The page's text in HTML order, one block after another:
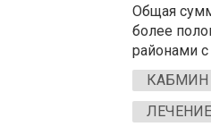
Общая
более
районами
КАБМИН